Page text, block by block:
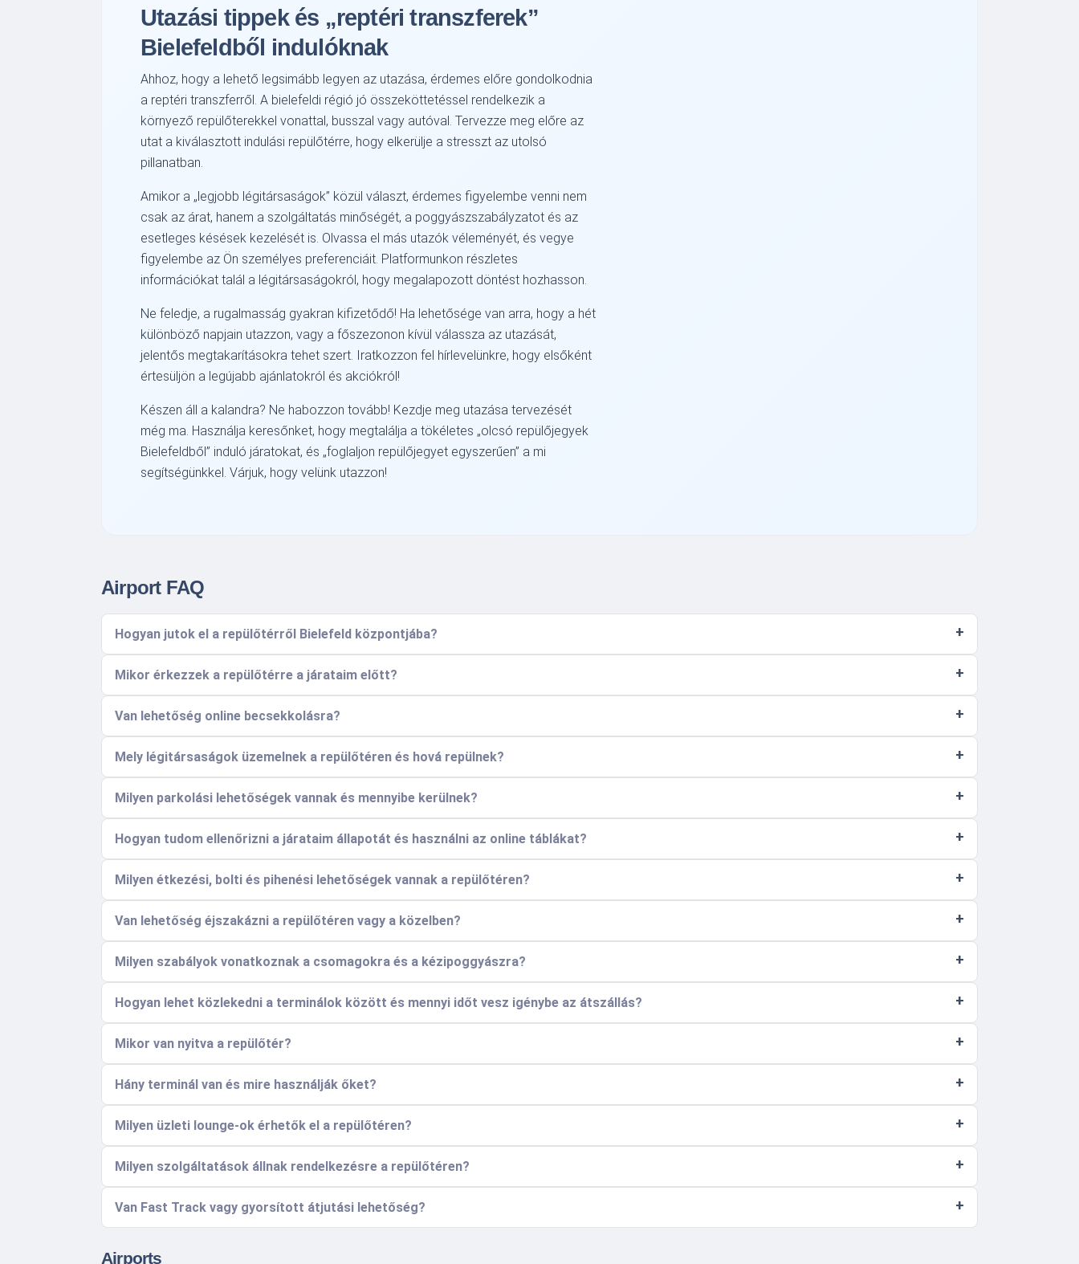
Utazási tippek és
reptéri transzferek
Bielefeldből indulóknak
Ahhoz, hogy a lehető legsimább legyen az utazása, érdemes előre gondolkodnia
a reptéri transzferről. A bielefeldi régió jó összeköttetéssel rendelkezik a
környező repülőterekkel vonattal, busszal vagy autóval. Tervezze meg előre az
utat a kiválasztott indulási repülőtérre, hogy elkerülje a stresszt az utolsó
pillanatban.
Amikor a legjobb légitársaságok közül választ, érdemes figyelembe venni nem
csak az árat, hanem a szolgáltatás minőségét, a poggyászszabályzatot és az
esetleges késések kezelését is. Olvassa el más utazók véleményét, és vegye
figyelembe az Ön személyes preferenciáit. Platformunkon részletes
információkat talál a légitársaságokról, hogy megalapozott döntést hozhasson.
Ne feledje, a rugalmasság gyakran kifizetődő! Ha lehetősége van arra, hogy a hét
különböző napjain utazzon, vagy a főszezonon kívül válassza az utazását,
jelentős megtakarításokra tehet szert. Iratkozzon fel hírlevelünkre, hogy elsőként
értesüljön a legújabb ajánlatokról és akciókról!
Készen áll a kalandra? Ne habozzon tovább! Kezdje meg utazása tervezését
még ma. Használja keresőnket, hogy megtalálja a tökéletes olcsó repülőjegyek
Bielefeldből
induló járatokat, és foglaljon repülőjegyet egyszerűen a mi
segítségünkkel. Várjuk, hogy velünk utazzon!
Airport FAQ
Hogyan jutok el a repülőtérről Bielefeld központjába?
Mikor érkezzek a repülőtérre a járataim előtt?
Van lehetőség online becsekkolásra?
Mely légitársaságok üzemelnek a repülőtéren és hová repülnek?
Milyen parkolási lehetőségek vannak és mennyibe kerülnek?
Hogyan tudom ellenőrizni a járataim állapotát és használni az online táblákat?
Milyen étkezési, bolti és pihenési lehetőségek vannak a repülőtéren?
Van lehetőség éjszakázni a repülőtéren vagy a közelben?
Milyen szabályok vonatkoznak a csomagokra és a kézipoggyászra?
Hogyan lehet közlekedni a terminálok között és mennyi időt vesz igénybe az átszállás?
Mikor van nyitva a repülőtér?
Hány terminál van és mire használják őket?
Milyen üzleti lounge-ok érhetők el a repülőtéren?
Milyen szolgáltatások állnak rendelkezésre a repülőtéren?
Van Fast Track vagy gyorsított átjutási lehetőség?
Airports